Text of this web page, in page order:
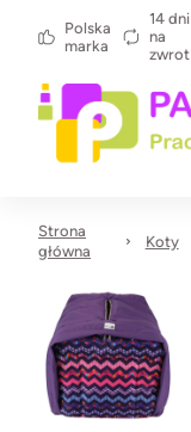
Polska
marka
14 dni
na
zwrot
Strona
główna
Koty